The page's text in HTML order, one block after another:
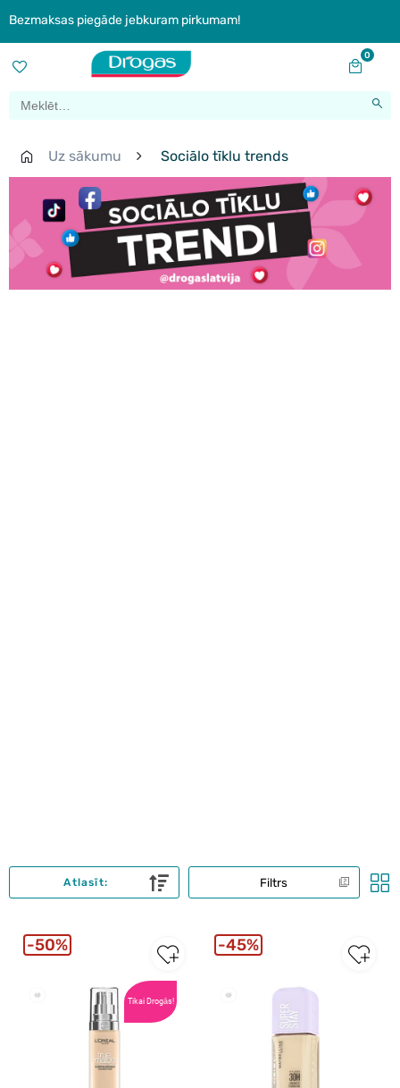
Bezmaksas piegāde jebkuram pirkumam!
0
Uz sākumu Sociālo tīklu trends
Filtrs
Atlasīt:
Tikai Drogās!
50% 45%